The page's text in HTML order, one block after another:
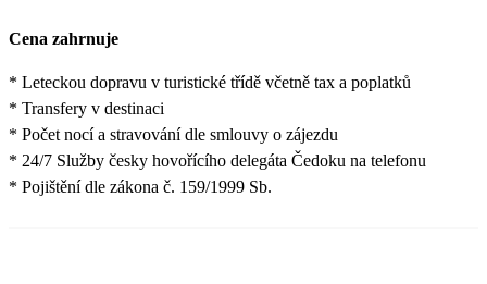
Cena zahrnuje
* Leteckou dopravu v turistické třídě včetně tax a poplatků
* Transfery v destinaci
* Počet nocí a stravování dle smlouvy o zájezdu
* 24/7 Služby česky hovořícího delegáta Čedoku na telefonu
* Pojištění dle zákona č. 159/1999 Sb.